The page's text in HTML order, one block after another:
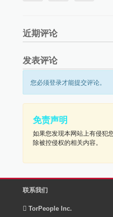
近期评论
发表评论
您必须登录才能提交评论。
免责声明
如果您发现本网站上有侵犯
除被控侵权的相关内容。
联系我们
TorPeople Inc.